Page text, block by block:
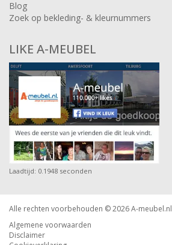
Blog
Zoek op bekleding- & kleurnummers
LIKE A-MEUBEL
Laadtijd: 0.1948 seconden
Alle rechten voorbehouden © 2026A-meubel.nl
Algemene voorwaarden
Disclaimer